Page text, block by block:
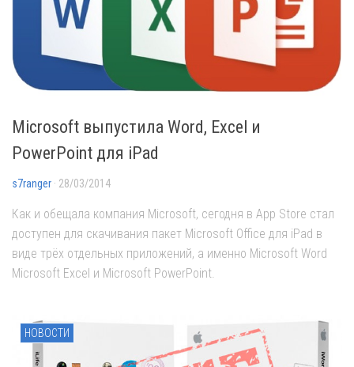
Microsoft выпустила Word, Excel и
PowerPoint для iPad
s7ranger · 28/03/2014
Как и обещала компания Microsoft, сегодня в App Store стал
доступен для скачивания пакет Microsoft Office для iPad в
виде трёх отдельных приложений, а именно Microsoft Word
Microsoft Excel и Microsoft PowerPoint.
НОВОСТИ